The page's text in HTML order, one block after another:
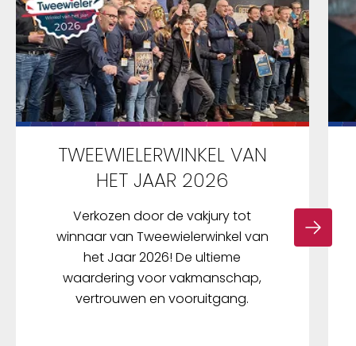
TWEEWIELERWINKEL VAN
HET JAAR 2026
Verkozen door de vakjury tot
winnaar van Tweewielerwinkel van
het Jaar 2026! De ultieme
waardering voor vakmanschap,
vertrouwen en vooruitgang.